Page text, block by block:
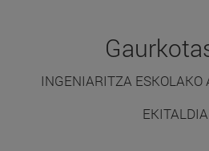
INGENIARITZA ESKOLAKO